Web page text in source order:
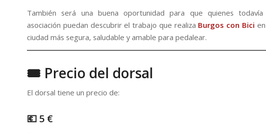
También será una buena oportunidad para que quienes
asociación puedan descubrir el trabajo que realiza Burgos con Bici
ciudad más segura, saludable y amable para pedalear.
🎟 Precio del dorsal
El dorsal tiene un precio de:
💶 5 €